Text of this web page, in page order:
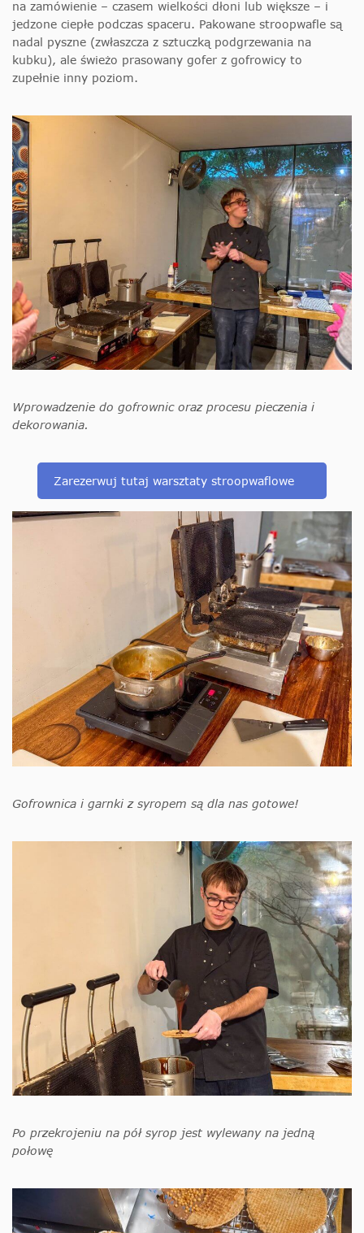
na zamówienie – czasem wielkości dłoni lub większe – i
jedzone ciepłe podczas spaceru. Pakowane stroopwafle są
nadal pyszne (zwłaszcza z sztuczką podgrzewania na
kubku), ale świeżo prasowany gofer z gofrowicy to
zupełnie inny poziom.
Wprowadzenie do gofrownic oraz procesu pieczenia i
dekorowania.
Zarezerwuj tutaj warsztaty stroopwaflowe
Gofrownica i garnki z syropem są dla nas gotowe!
Po przekrojeniu na pół syrop jest wylewany na jedną
połowę